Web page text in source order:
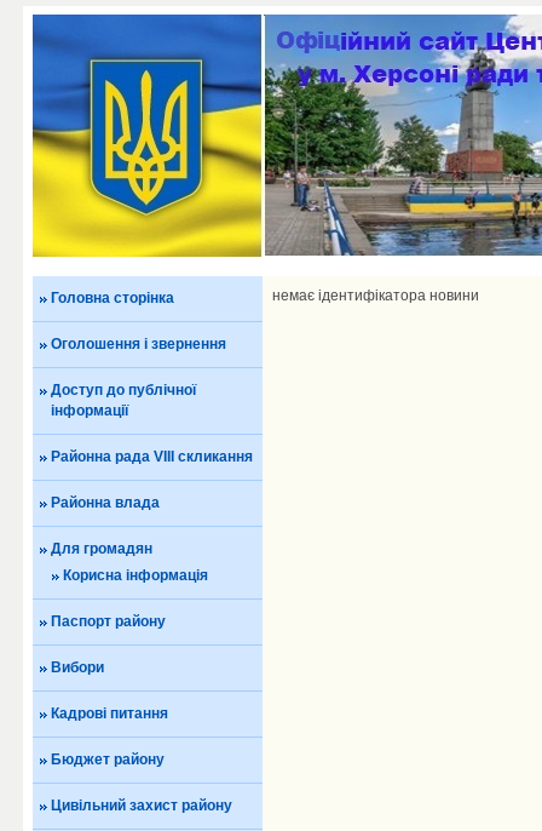
Головна сторінка
Оголошення і звернення
Доступ до публічної
інформації
Районна рада VIII скликання
Районна влада
Для громадян
Корисна інформація
Паспорт району
Вибори
Кадрові питання
Бюджет району
Цивільний захист району
немає ідентифікатора новини